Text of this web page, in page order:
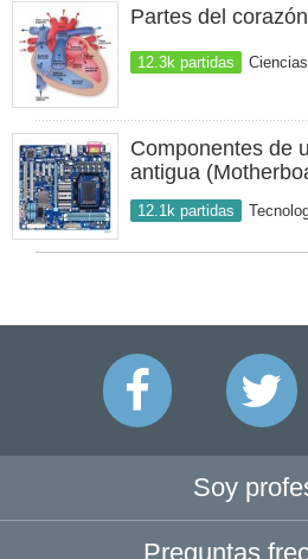
Partes del
12.3k partidas Ciencias
Componentes de
antigua
12.1k partidas
Soy
Preguntas